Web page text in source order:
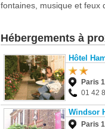
fontaines, musique et feux
Hébergements à
Hôtel
Paris
01 42
Windsor
Paris